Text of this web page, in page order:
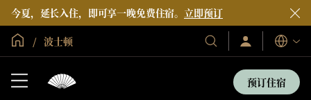
今夏，延长入住，即可享一晚免费住宿。 立即预订
全球首页
波士顿
我
们
登
录/
即
加
入
语
言
预订住宿